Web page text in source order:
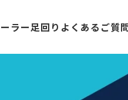
ラー足回り よくあるご質